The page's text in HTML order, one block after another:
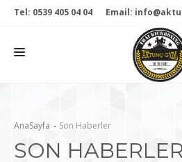
Tel: 0539 405 04 04 Email:
KURUMSAL
BRANŞLAR
AnaSayfa Son Haberler
SON